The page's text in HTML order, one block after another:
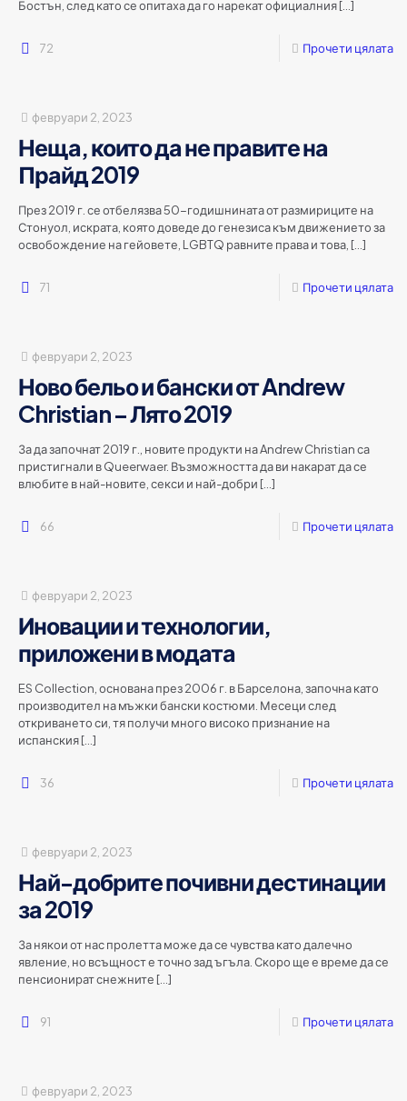
Бостън, след като се опитаха да го нарекат официалния[…]
72 Прочети цялата
февруари 2, 2023
Неща, които да не правите на
Прайд 2019
През 2019 г. се отбелязва 50-годишнината от размириците на
Стонуол, искрата, която доведе до генезиса към движението за
освобождение на гейовете, LGBTQ равните права и това, […]
71 Прочети цялата
февруари 2, 2023
Ново бельо и бански от Andrew
Christian – Лято 2019
За да започнат 2019 г., новите продукти на Andrew Christian са
пристигнали в Queerwaer. Възможността да ви накарат да се
влюбите в най-новите, секси и най-добри […]
66 Прочети цялата
февруари 2, 2023
Иновации и технологии,
приложени в модата
ES Collection, основана през 2006 г. в Барселона, започна като
производител на мъжки бански костюми. Месеци след
откриването си, тя получи много високо признание на
испанския[…]
36 Прочети цялата
февруари 2, 2023
Най-добрите почивни дестинации
за 2019
За някои от нас пролетта може да се чувства като далечно
явление, но всъщност е точно зад ъгъла. Скоро ще е време да се
пенсионират снежните […]
91 Прочети цялата
февруари 2, 2023